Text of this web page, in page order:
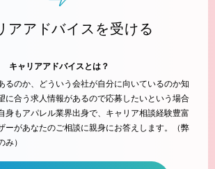
アアドバイスを受ける
キャリアアドバイスとは？
るのか、どういう会社が自分に向いているのか知
に合う求人情報があるので応募したいという場合
身もアパレル業界出身で、キャリア相談経験豊富
ーがあなたのご相談に親身にお答えします。（弊
）